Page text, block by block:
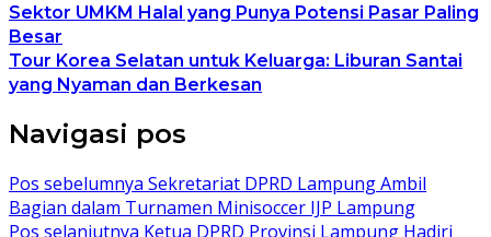
Sektor UMKM Halal yang Punya Potensi Pasar Paling
Besar
Tour Korea Selatan untuk Keluarga: Liburan Santai
yang Nyaman dan Berkesan
Navigasi pos
Pos sebelumnya Sekretariat DPRD Lampung Ambil
Bagian dalam Turnamen Minisoccer IJP Lampung
Pos selanjutnya Ketua DPRD Provinsi Lampung Hadiri